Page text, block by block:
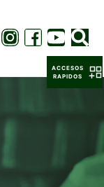
ACCESOS
RAPIDOS